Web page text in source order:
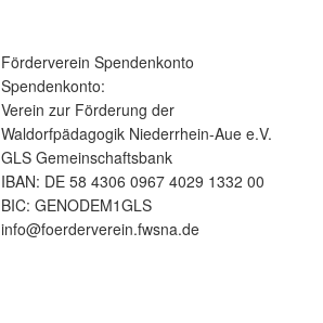
Förderverein Spendenkonto
Spendenkonto:
Verein zur Förderung der
Waldorfpädagogik Niederrhein-Aue e.V.
GLS Gemeinschaftsbank
IBAN: DE 58 4306 0967 4029 1332 00
BIC: GENODEM1GLS
info@foerderverein.fwsna.de